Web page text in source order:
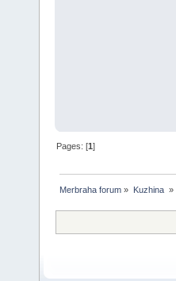
Pages: [1]
Merbraha forum » Kuzhina »